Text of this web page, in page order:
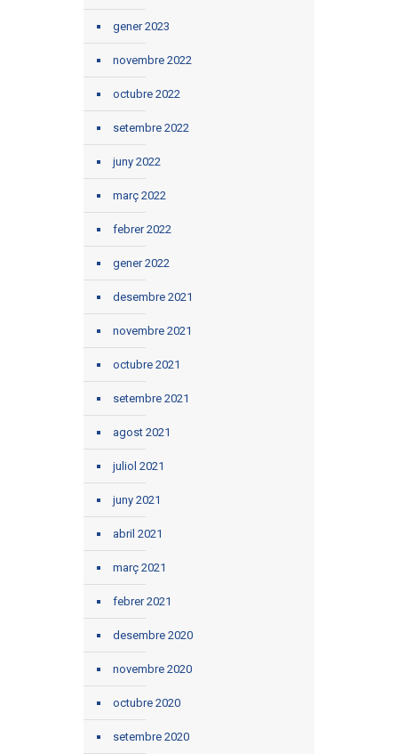
gener 2023
novembre 2022
octubre 2022
setembre 2022
juny 2022
març 2022
febrer 2022
gener 2022
desembre 2021
novembre 2021
octubre 2021
setembre 2021
agost 2021
juliol 2021
juny 2021
abril 2021
març 2021
febrer 2021
desembre 2020
novembre 2020
octubre 2020
setembre 2020